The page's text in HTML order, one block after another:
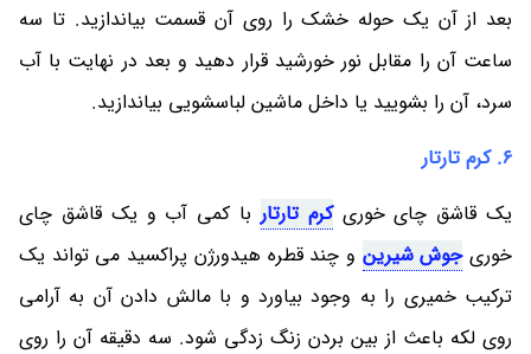
بعد از آن یک حوله خشک را روی آن قسمت بیاندازید. تا سه
ساعت آن را مقابل نور خورشید قرار دهید و بعد در نهایت با آب
سرد، آن را بشویید یا داخل ماشین لباسشویی بیاندازید.
6. کرم تارتار
یک قاشق چای خوریکرم تارتار با کمی آب و یک قاشق چای
خوریجوش شیرین و چند قطره هیدورژن پراکسید می تواند یک
ترکیب خمیری را به وجود بیاورد و با مالش دادن آن به آرامی
روی لکه باعث از بین بردن زنگ زدگی شود. سه دقیقه آن را روی